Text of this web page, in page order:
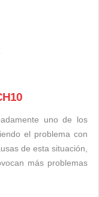
uno de los
el problema con
de esta situación,
más problemas